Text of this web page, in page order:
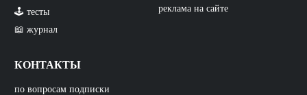
🕹️ тесты
📖 журнал
КОНТАКТЫ
по вопросам подписки
реклама на сайте